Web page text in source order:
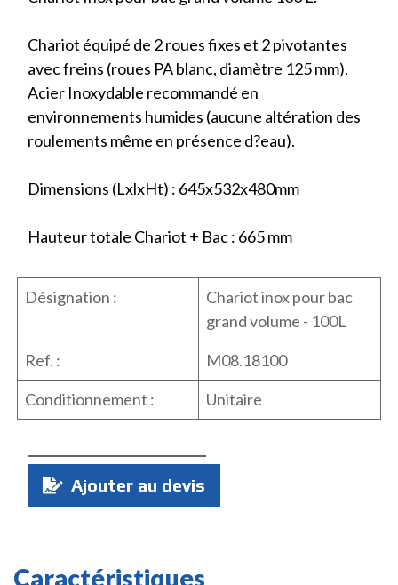
Chariot équipé de 2 roues fixes et 2 pivotantes
avec freins (roues PA blanc, diamètre 125 mm).
Acier Inoxydable recommandé en
environnements humides (aucune altération des
roulements même en présence d?eau).
Dimensions (LxlxHt) : 645x532x480mm
Hauteur totale Chariot + Bac : 665 mm
Désignation :
Chariot inox pour bac
grand volume - 100L
Ref. :
M08.18100
Conditionnement :
Unitaire
Quantité
Ajouter au devis
Caractéristiques